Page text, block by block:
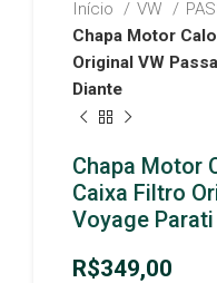
Início VW
Chapa Motor
Original VW
Diante
Chapa Motor
Caixa Filtro
Voyage
R$349,00